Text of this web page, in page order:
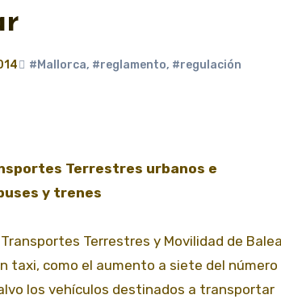
#Mallorca, #reglamento, #regulación
Terrestres urbanos e
y trenes
Terrestres y Movilidad de
como el aumento a siete del número
los vehículos destinados a transportar